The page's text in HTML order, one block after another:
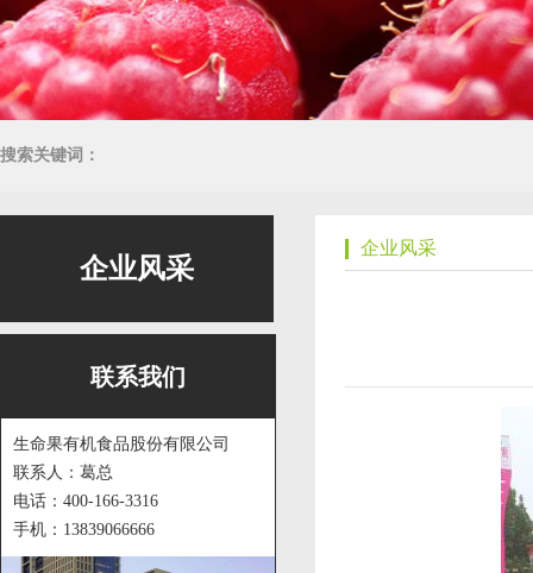
搜索关键词：
企业风采
联系我们
生命果有机食品股份有限公司
联系人：葛总
电话：400-166-3316
手机：13839066666
企业风采